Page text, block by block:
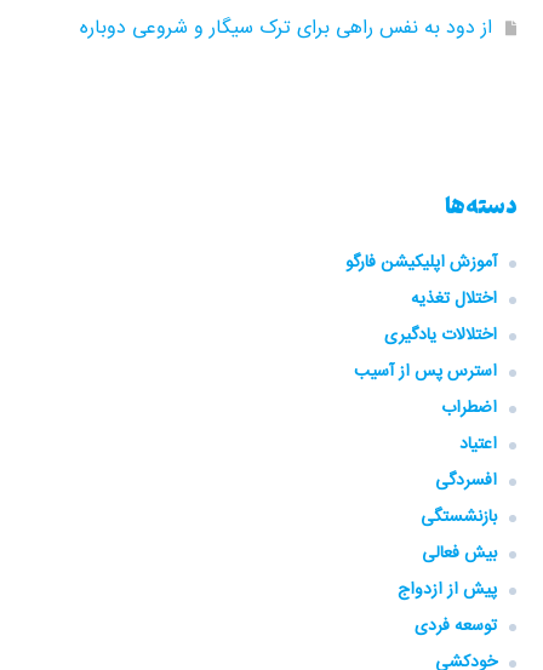
از دود به نفس راهی برای ترک سیگار و شروعی دوباره
دسته‌ها
آموزش اپلیکیشن فارگو
اختلال تغذیه
اختلالات یادگیری
استرس پس از آسیب
اضطراب
اعتیاد
افسردگی
بازنشستگی
بیش فعالی
پیش از ازدواج
توسعه فردی
خودکشی